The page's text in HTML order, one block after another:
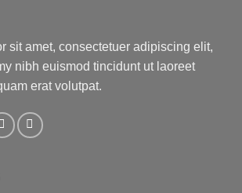
sit amet, consectetuer adipiscing elit,
nibh euismod tincidunt ut laoreet
erat volutpat.